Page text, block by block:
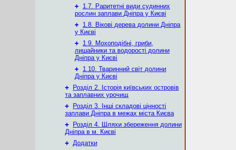
+ 1.7. Раритетні види судинних
рослин заплави Дніпра у Києві
+ 1.8. Вікові дерева долини Дніпра
у Києві
+ 1.9. Мохоподібні, гриби,
лишайники та водорості долини
Дніпра у Києві
+ 1.10. Тваринний світ долини
Дніпра у Києві
+
Розділ 2. Історія київських островів
та заплавних урочищ
+
Розділ 3. Інші складові цінності
заплави Дніпра в межах міста Києва
+
Розділ 4. Шляхи збереження долини
Дніпра в м. Києві
+ Додатки